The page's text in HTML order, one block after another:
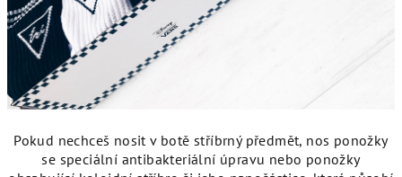
Pokud nechceš nosit v botě stříbrný předmět, nos ponožky
se speciální antibakteriální úpravu nebo ponožky